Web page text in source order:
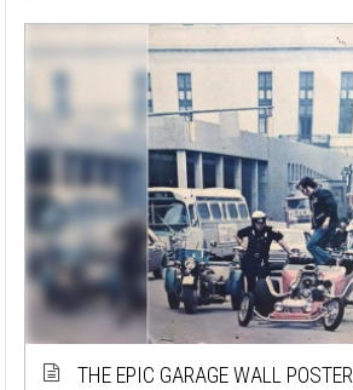
THE EPIC GARAGE WALL POSTER